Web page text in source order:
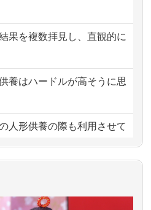
の方からお申込み
の方からお申込み
の方からお申込み
の方からお申込み
果を複数拝見し、直観的に
養はハードルが高そうに思
人形供養の際も利用させて